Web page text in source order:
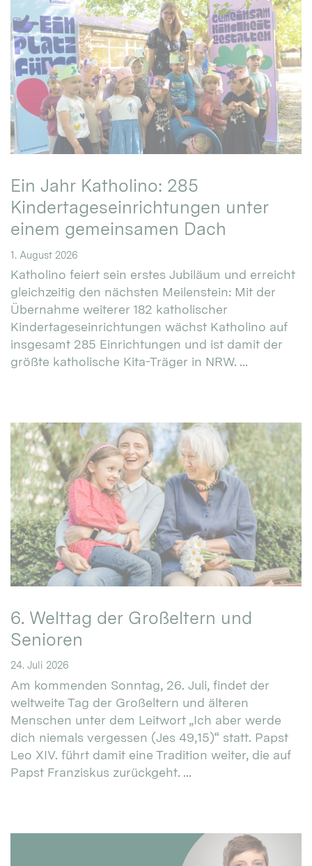
Ein Jahr Katholino: 285
Kindertageseinrichtungen unter
einem gemeinsamen Dach
1. August 2026
Katholino feiert sein erstes Jubiläum und erreicht
gleichzeitig den nächsten Meilenstein: Mit der
Übernahme weiterer 182 katholischer
Kindertageseinrichtungen wächst Katholino auf
insgesamt 285 Einrichtungen und ist damit der
größte katholische Kita-Träger in NRW. ...
6. Welttag der Großeltern und
Senioren
24. Juli 2026
Am kommenden Sonntag, 26. Juli, findet der
weltweite Tag der Großeltern und älteren
Menschen unter dem Leitwort „Ich aber werde
dich niemals vergessen (Jes 49,15)“ statt. Papst
Leo XIV. führt damit eine Tradition weiter, die auf
Papst Franziskus zurückgeht. ...